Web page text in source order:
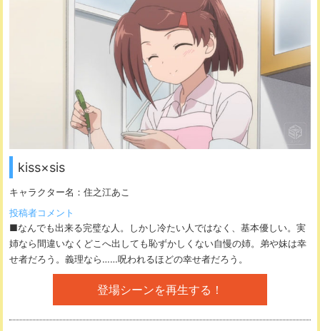
kiss×sis
キャラクター名：住之江あこ
投稿者コメント
■なんでも出来る完璧な人。しかし冷たい人ではなく、基本優しい。実
姉なら間違いなくどこへ出しても恥ずかしくない自慢の姉。弟や妹は幸
せ者だろう。義理なら……呪われるほどの幸せ者だろう。
登場シーンを再生する！